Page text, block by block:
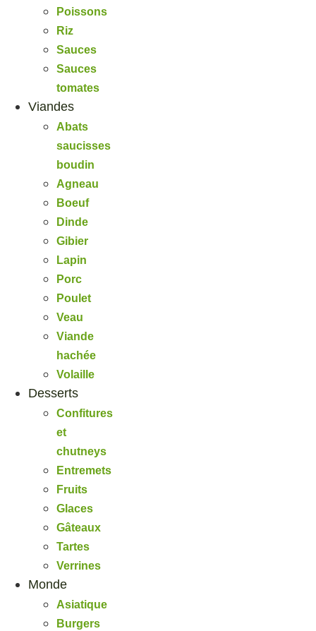
Poissons
Riz
Sauces
Sauces
tomates
Viandes
Abats
saucisses
boudin
Agneau
Boeuf
Dinde
Gibier
Lapin
Porc
Poulet
Veau
Viande
hachée
Volaille
Desserts
Confitures
et
chutneys
Entremets
Fruits
Glaces
Gâteaux
Tartes
Verrines
Monde
Asiatique
Burgers